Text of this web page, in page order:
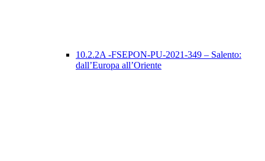
10.2.2A -FSEPON-PU-2021-349 – Salento:
dall’Europa all’Oriente